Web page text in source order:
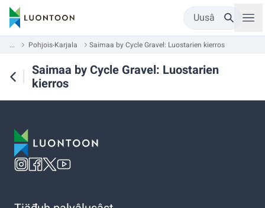
Uusâ
... Pohjois-Karjala Saimaa by Cycle Gravel: Luostarien kierros
Saimaa by Cycle Gravel: Luostarien
kierros